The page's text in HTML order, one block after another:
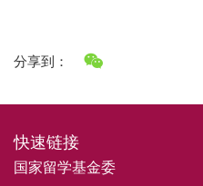
分享到：
快速链接
国家留学基金委